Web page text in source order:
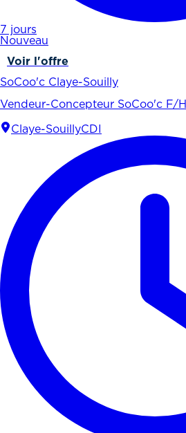
7 jours
Nouveau
Voir l'offre
SoCoo'c Claye-Souilly
Vendeur-Concepteur SoCoo'c F/H
Claye-SouillyCDI